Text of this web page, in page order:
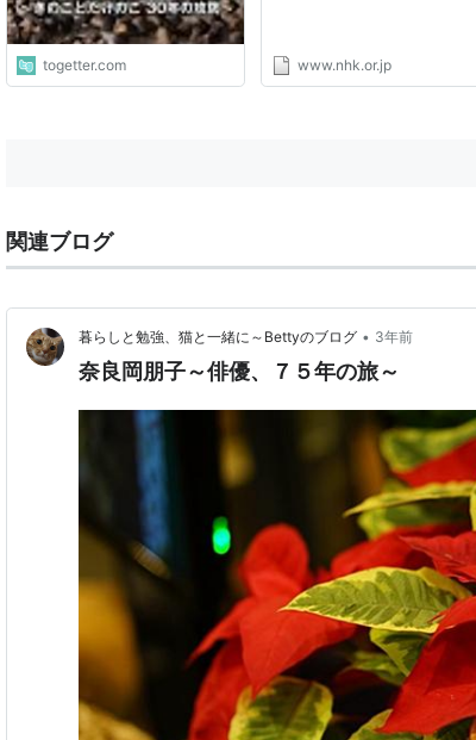
togetter.com www.nhk.or.jp
関連ブログ
暮らしと勉強、猫と一緒に～Bettyのブログ • 3年前
奈良岡朋子～俳優、７５年の旅～